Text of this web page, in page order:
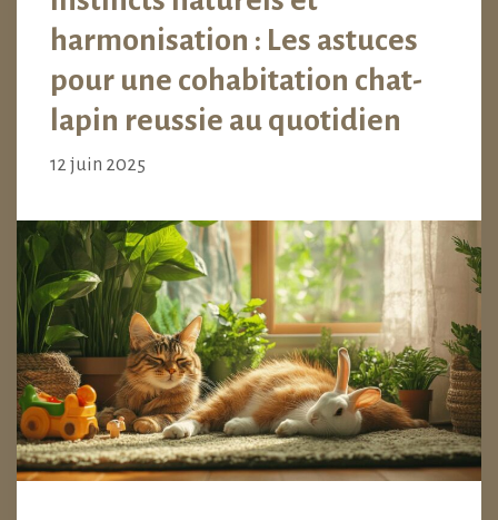
harmonisation : Les astuces
pour une cohabitation chat-
lapin reussie au quotidien
12 juin 2025